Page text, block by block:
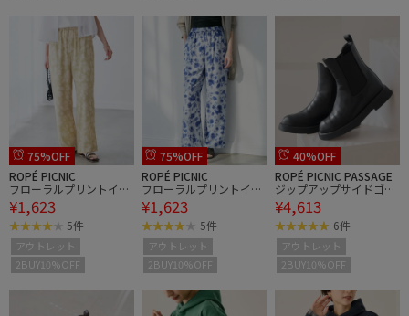
75%OFF
ROPÉ PICNIC
フローラルプリントイー
ジーパンツ
¥1,623
5件
アウトレット
2BUY10%OFF
75%OFF
ROPÉ PICNIC
フローラルプリントイー
ジーパンツ
¥1,623
5件
アウトレット
2BUY10%OFF
40%OFF
ROPÉ PICNIC PASSAGE
ジップアップサイドゴア
ショートブーツ
¥4,613
6件
アウトレット
2BUY10%OFF